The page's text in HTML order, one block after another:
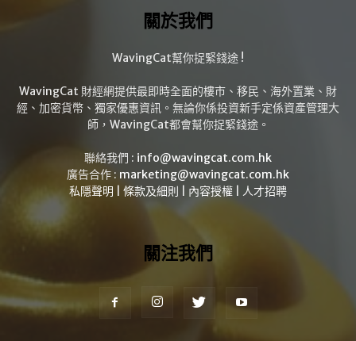
關於我們
WavingCat幫你捉緊錢途 !
WavingCat 財經網提供最即時全面的樓市、移民、海外置業、財
經、加密貨幣、獨家優惠資訊。無論你係投資新手定係資產管理大
師，WavingCat都會幫你捉緊錢途。
聯絡我們 : info@wavingcat.com.hk
廣告合作 : marketing@wavingcat.com.hk
私隱聲明
條款及細則 內容授權 人才招聘
關注我們